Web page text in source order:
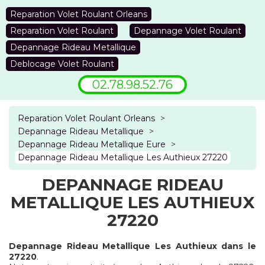
Reparation Volet Roulant Orleans
Reparation Volet Roulant
Depannage Volet Roulant
Depannage Rideau Metallique
Deblocage Volet Roulant
02.78.98.52.76
Reparation Volet Roulant Orleans >
Depannage Rideau Metallique
>
Depannage Rideau Metallique Eure
>
Depannage Rideau Metallique Les Authieux 27220
DEPANNAGE RIDEAU
METALLIQUE LES AUTHIEUX
27220
Depannage Rideau Metallique Les Authieux dans le
27220.